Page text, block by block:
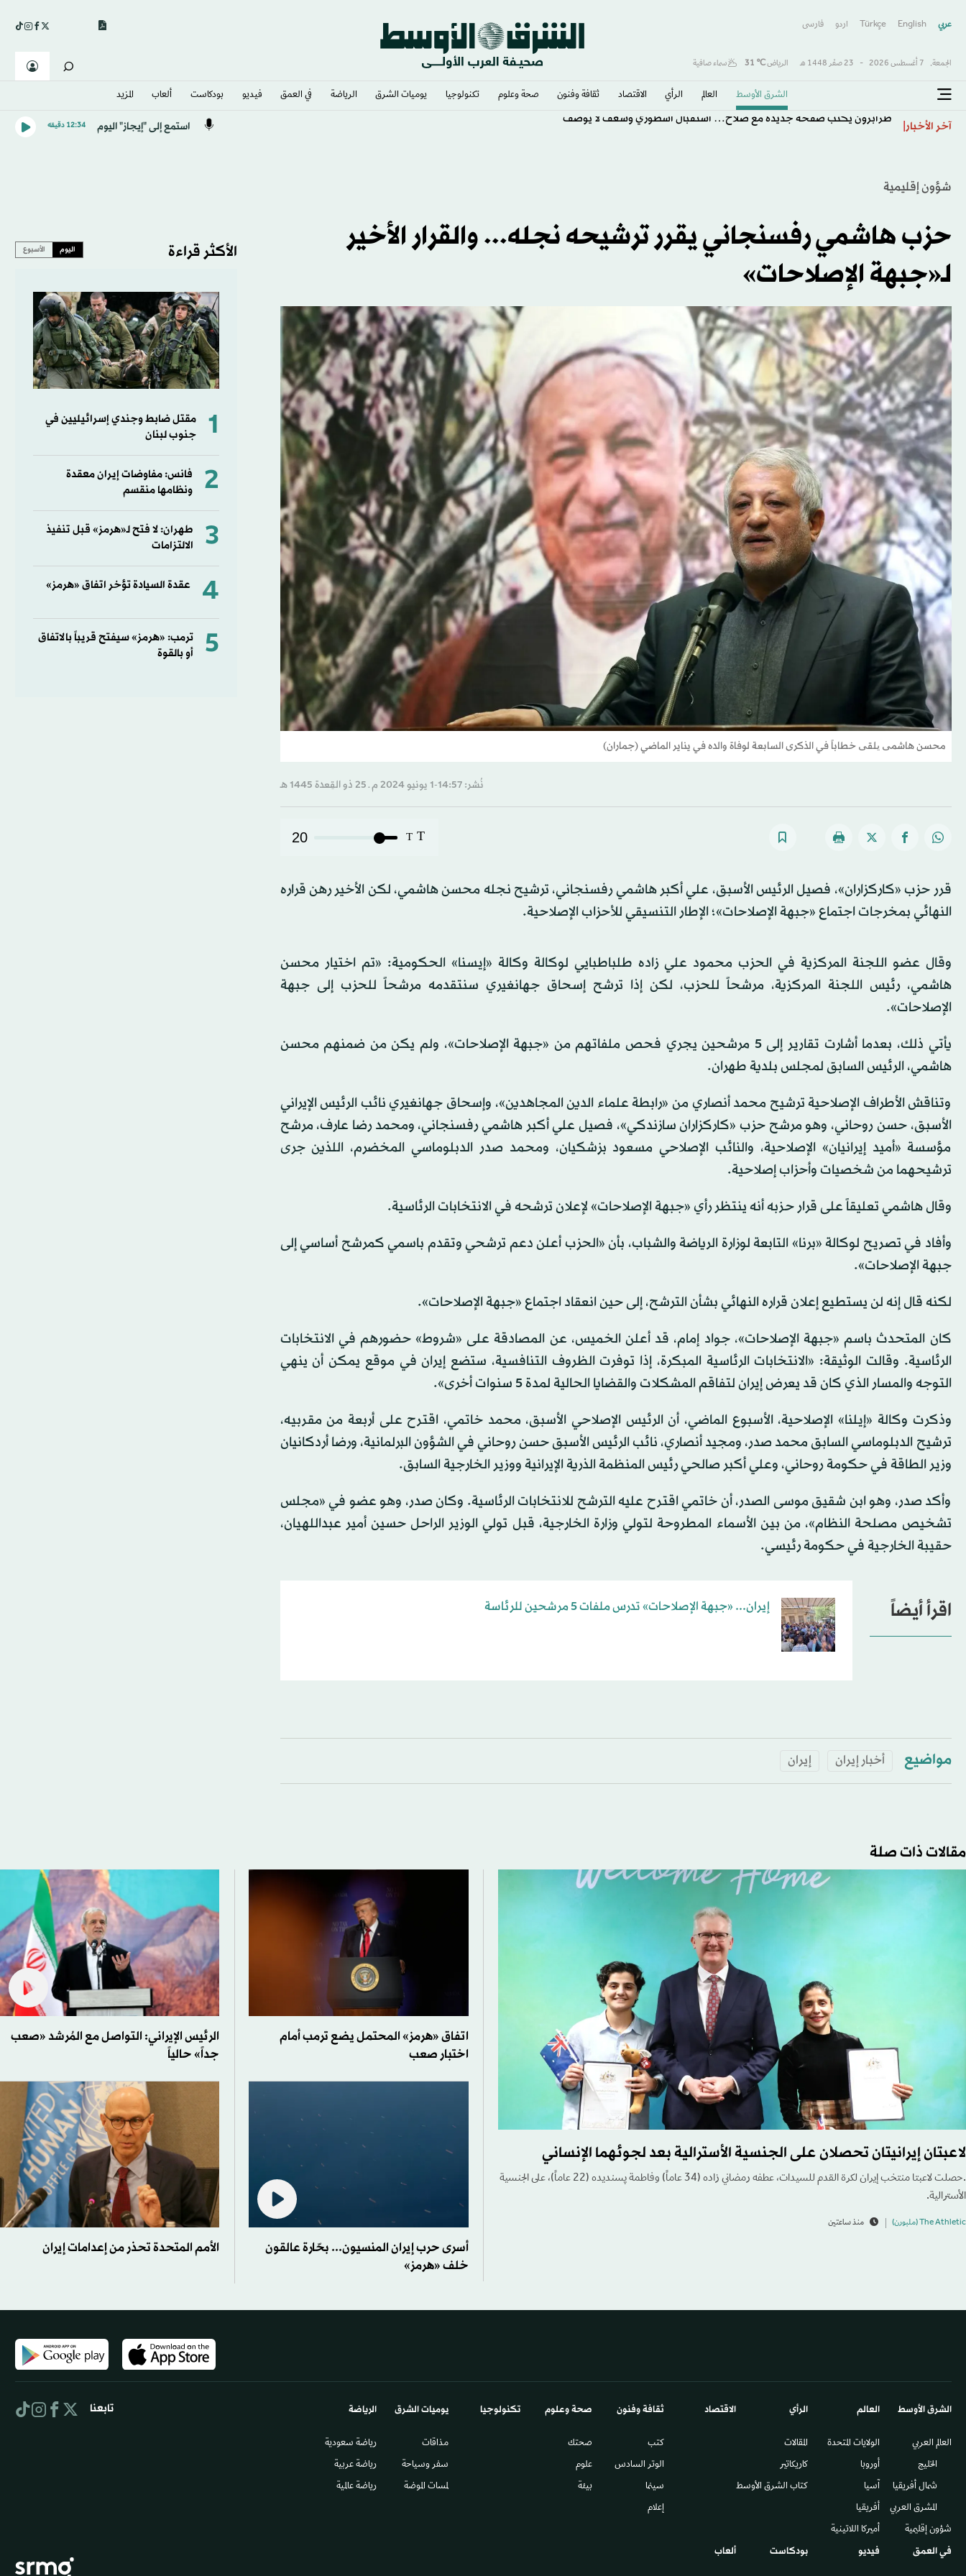
عربي English
Türkçe اردو فارسى
الجمعة, 7 أغسطس 2026 - 23 صفَر 1448 هـ الرياض℃
31 سماء صافية
الشرق الأوسط​ العالم الرأي الاقتصاد ثقافة وفنون صحة وعلوم تكنولوجيا يوميات الشرق​ الرياضة في العمق فيديو بودكاست ألعاب المزيد
آخر الأخبار طرابزون يكتب صفحة جديدة مع صلاح… استقبال أسطوري وشغف لا يوصف استمع إلى "إيجاز" اليوم 12:34 دقيقه
شؤون إقليمية
حزب هاشمي رفسنجاني يقرر ترشيحه نجله... والقرار الأخير
لـ«جبهة الإصلاحات»
محسن هاشمی یلقی خطاباً في الذكرى السابعة لوفاة والده في يناير الماضي (جماران)
نُشر: 14:57-1 يونيو 2024 م ـ 25 ذو القِعدة 1445 هـ
T
T
20
قرر حزب «كاركزاران»، فصيل الرئيس الأسبق، علي أكبر هاشمي رفسنجاني، ترشيح نجله محسن هاشمي، لكن الأخير رهن قراره
النهائي بمخرجات اجتماع «جبهة الإصلاحات»؛ الإطار التنسيقي للأحزاب الإصلاحية.
وقال عضو اللجنة المركزية في الحزب محمود علي زاده طلباطبايي لوكالة وكالة «إيسنا» الحكومية: «تم اختيار محسن
هاشمي، رئيس اللجنة المركزية، مرشحاً للحزب، لكن إذا ترشح إسحاق جهانغيري سنتقدمه مرشحاً للحزب إلى جبهة
الإصلاحات».
يأتي ذلك، بعدما أشارت تقارير إلى 5 مرشحين يجري فحص ملفاتهم من «جبهة الإصلاحات»، ولم يكن من ضمنهم محسن
هاشمي، الرئيس السابق لمجلس بلدية طهران.
وتناقش الأطراف الإصلاحية ترشيح محمد أنصاري من «رابطة علماء الدين المجاهدين»، وإسحاق جهانغيري نائب الرئيس الإيراني
الأسبق، حسن روحاني، وهو مرشح حزب «كاركزاران سازندكي»، فصيل علي أكبر هاشمي رفسنجاني، ومحمد رضا عارف، مرشح
مؤسسة «أميد إيرانيان» الإصلاحية، والنائب الإصلاحي مسعود بزشكيان، ومحمد صدر الدبلوماسي المخضرم، اللذين جرى
ترشيحهما من شخصيات وأحزاب إصلاحية.
وقال هاشمي تعليقاً على قرار حزبه أنه ينتظر رأي «جبهة الإصلاحات» لإعلان ترشحه في الانتخابات الرئاسية.
وأفاد في تصريح لوكالة «برنا» التابعة لوزارة الرياضة والشباب، بأن «الحزب أعلن دعم ترشحي وتقدم باسمي كمرشح أساسي إلى
جبهة الإصلاحات».
لكنه قال إنه لن يستطيع إعلان قراره النهائي بشأن الترشح، إلى حين انعقاد اجتماع «جبهة الإصلاحات».
كان المتحدث باسم «جبهة الإصلاحات»، جواد إمام، قد أعلن الخميس، عن المصادقة على «شروط» حضورهم في الانتخابات
الرئاسية. وقالت الوثيقة: «الانتخابات الرئاسية المبكرة، إذا توفرت الظروف التنافسية، ستضع إيران في موقع يمكن أن ينهي
التوجه والمسار الذي كان قد يعرض إيران لتفاقم المشكلات والقضايا الحالية لمدة 5 سنوات أخرى».
وذكرت وكالة «إيلنا» الإصلاحية، الأسبوع الماضي، أن الرئيس الإصلاحي الأسبق، محمد خاتمي، اقترح على أربعة من مقربيه،
ترشيح الدبلوماسي السابق محمد صدر، ومجيد أنصاري، نائب الرئيس الأسبق حسن روحاني في الشؤون البرلمانية، ورضا أردكانيان
وزير الطاقة في حكومة روحاني، وعلي أكبر صالحي رئيس المنظمة الذرية الإيرانية ووزير الخارجية السابق.
وأكد صدر، وهو ابن شقيق موسى الصدر، أن خاتمي اقترح عليه الترشح للانتخابات الرئاسية. وكان صدر، وهو عضو في «مجلس
تشخيص مصلحة النظام»، من بين الأسماء المطروحة لتولي وزارة الخارجية، قبل تولي الوزير الراحل حسين أمير عبداللهيان،
حقيبة الخارجية في حكومة رئيسي.
اقرأ أيضاً إيران... «جبهة الإصلاحات» تدرس ملفات 5 مرشحين للرئاسة
مواضيع أخبار إيران إيران
الأكثر قراءة اليوم الأسبوع
1
مقتل ضابط وجندي إسرائيليين في
جنوب لبنان
2
فانس: مفاوضات إيران معقدة
ونظامها منقسم
3
طهران: لا فتح لـ«هرمز» قبل تنفيذ
الالتزامات
4 عقدة السيادة تؤخر اتفاق «هرمز»
5
ترمب: «هرمز» سيفتح قريباً بالاتفاق
أو بالقوة
مقالات ذات صلة
لاعبتان إيرانيتان تحصلان على الجنسية الأسترالية بعد لجوئهما الإنساني
.حصلت لاعبتا منتخب إيران لكرة القدم للسيدات، عطفه رمضاني زاده (34 عاماً) وفاطمة پسنديده (22 عاماً)، على الجنسية
الأسترالية.
The Athletic (ملبورن) منذ ساعتين
اتفاق «هرمز» المحتمل يضع ترمب أمام
اختبار صعب
الرئيس الإيراني: التواصل مع المُرشد «صعب
جداً» حالياً
أسرى حرب إيران المنسيون... بحّارة عالقون
خلف «هرمز»
الأمم المتحدة تحذر من إعدامات إيران
الشرق الأوسط​
العالم العربي
الخليج
شمال أفريقيا
المشرق العربي
شؤون إقليمية
العالم
الولايات المتحدة
أوروبا
آسيا
أفريقيا
أميركا اللاتينية
الرأي
المقالات
كاريكاتير
كتاب الشرق الأوسط
الاقتصاد ثقافة وفنون
كتب
الوتر السادس​
سينما
إعلام
صحة وعلوم
صحتك
علوم
بيئة
تكنولوجيا يوميات الشرق​
مذاقات
سفر وسياحة
لمسات الموضة
الرياضة
رياضة سعودية
رياضة عربية
رياضة عالمية
في العمق فيديو بودكاست ألعاب
تابعنا